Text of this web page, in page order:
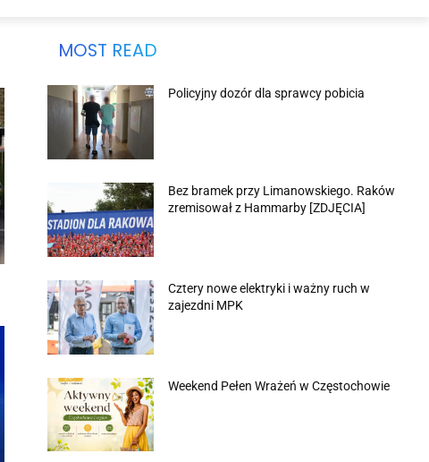
MOST READ
Policyjny dozór dla sprawcy pobicia
Bez bramek przy Limanowskiego. Raków
zremisował z Hammarby [ZDJĘCIA]
Cztery nowe elektryki i ważny ruch w
zajezdni MPK
Weekend Pełen Wrażeń w Częstochowie